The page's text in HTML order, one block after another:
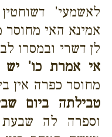
לאשמעי'
אמינא האי
לן דשרי ובמסרו
אי אמרת כו' יש
מחוסר כפרה אין
טבילתה ביום
וספרה לה